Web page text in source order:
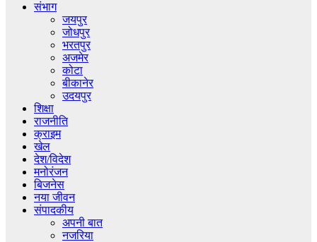
संभाग
जयपुर
जोधपुर
भरतपुर
अजमेर
कोटा
बीकानेर
उदयपुर
शिक्षा
राजनीति
क्राइम
खेल
देश/विदेश
मनोरंजन
बिजनेस
नया जीवन
संपादकीय
अपनी बात
नजरिया